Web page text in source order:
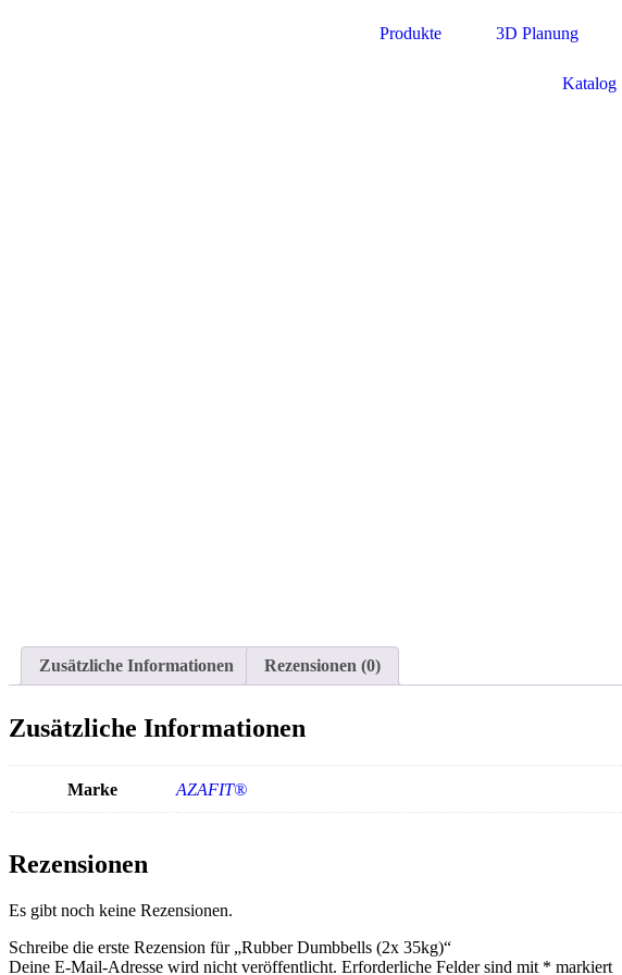
Produkte 3D Planung
Katalog
Zusätzliche Informationen Rezensionen (0)
Zusätzliche Informationen
Marke AZAFIT®
Rezensionen
Es gibt noch keine Rezensionen.
Schreibe die erste Rezension für „Rubber Dumbbells (2x 35kg)“
Deine E-Mail-Adresse wird nicht veröffentlicht. Erforderliche Felder sind mit * markiert